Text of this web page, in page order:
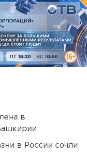
в
в России сочли